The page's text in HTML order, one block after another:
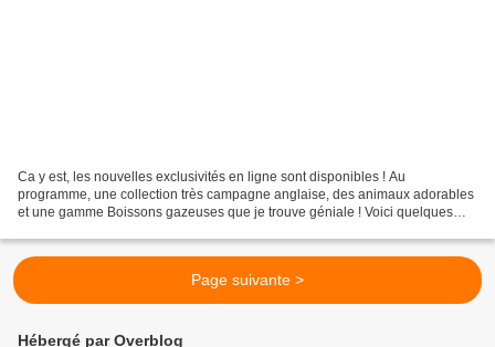
Ca y est, les nouvelles exclusivités en ligne sont disponibles ! Au
programme, une collection très campagne anglaise, des animaux adorables
et une gamme Boissons gazeuses que je trouve géniale ! Voici quelques
Page suivante >
Hébergé par Overblog